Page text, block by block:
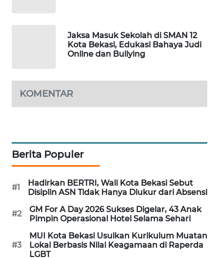
Jaksa Masuk Sekolah di SMAN 12
Kota Bekasi, Edukasi Bahaya Judi
Online dan Bullying
KOMENTAR
Berita Populer
#1
Hadirkan BERTRI, Wali Kota Bekasi Sebut
Disiplin ASN Tidak Hanya Diukur dari Absensi
#2
GM For A Day 2026 Sukses Digelar, 43 Anak
Pimpin Operasional Hotel Selama Sehari
#3
MUI Kota Bekasi Usulkan Kurikulum Muatan
Lokal Berbasis Nilai Keagamaan di Raperda
LGBT
METRO
MEDAN
NEWS
NEWS
KARING
NEWS
JURNAL